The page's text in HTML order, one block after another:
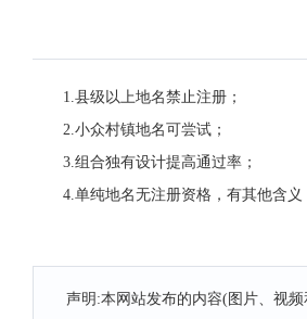
1.县级以上地名禁止注册；
2.小众村镇地名可尝试；
3.组合独有设计提高通过率；
4.单纯地名无注册资格，有其他含
声明:本网站发布的内容(图片、视